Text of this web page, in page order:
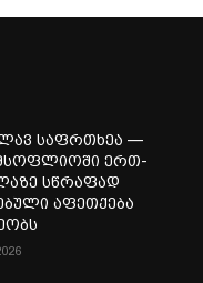
საფრთხეა —
ერთ-
სწრაფად
აფეთქება